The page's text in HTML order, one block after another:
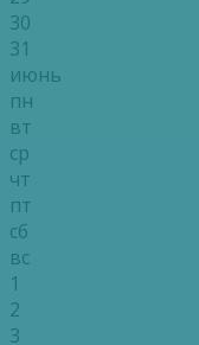
30
31
июнь
пн
вт
ср
чт
пт
сб
вс
1
2
3